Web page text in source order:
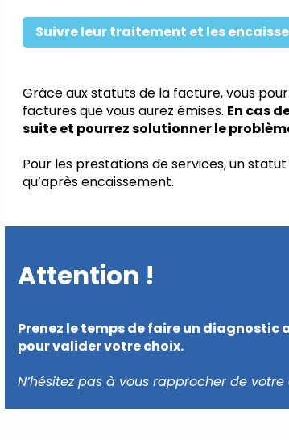
Suivre leur traitement et les
Grâce aux statuts de la facture, vous
factures que vous aurez émises. En cas
suite et pourrez solutionner le
Pour les prestations de services, un
qu’après encaissement.
Attention !
Prenez le temps de faire un diagnostic
pour valider votre choix.
N’hésitez pas à vous rapprocher de